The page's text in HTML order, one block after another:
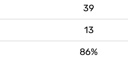
39
13
86%